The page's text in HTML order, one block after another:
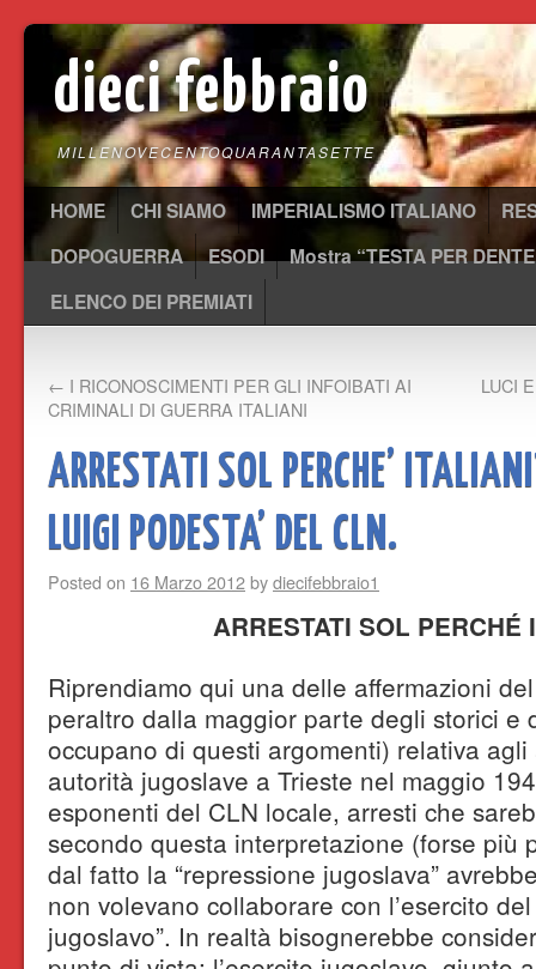
dieci febbraio
MILLENOVECENTOQUARANTASETTE
HOME CHI SIAMO IMPERIALISMO ITALIANO
DOPOGUERRA
ESODI
Mostra “TESTA PER
ELENCO DEI PREMIATI
← I RICONOSCIMENTI PER GLI INFOIBATI AI
CRIMINALI DI GUERRA ITALIANI
LUCI
ARRESTATI SOL PERCHE’
LUIGI PODESTA’ DEL CLN.
Posted on 16 Marzo 2012bydiecifebbraio1
ARRESTATI SOL PERCHÉ
Riprendiamo qui una delle affermazioni
peraltro dalla maggior parte degli storici e
occupano di questi argomenti) relativa
autorità jugoslave a Trieste nel maggio
esponenti del CLN locale, arresti che
secondo questa interpretazione (forse più
dal fatto la “repressione jugoslava”
non volevano collaborare con l’esercito
jugoslavo”. In realtà bisognerebbe